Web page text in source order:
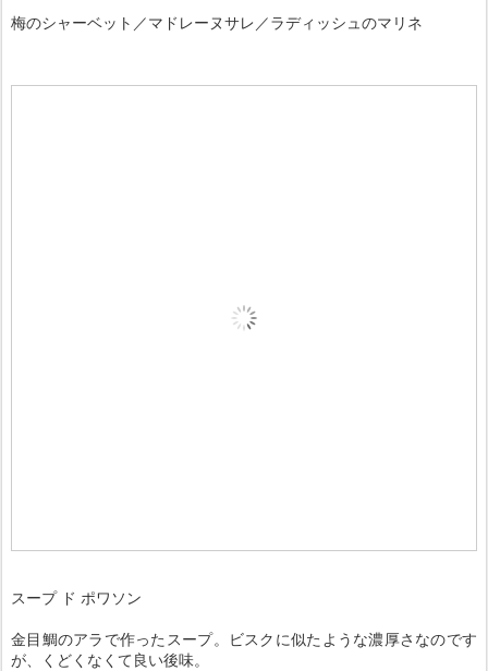
梅のシャーベット／マドレーヌサレ／ラディッシュのマリネ
スープ ド ポワソン
金目鯛のアラで作ったスープ。ビスクに似たような濃厚さなのです
が、くどくなくて良い後味。